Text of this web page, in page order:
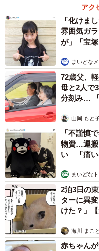
アク
「化けま
雰囲気ガ
が」「宝塚
まいどな
72歳父、
母と2人で
分刻み…
山岡 もと
「不謹慎
物資…運搬
い 「痛い
まいどな
2泊3日の
ターに異
けた？」【
海川 まこと
赤ちゃん